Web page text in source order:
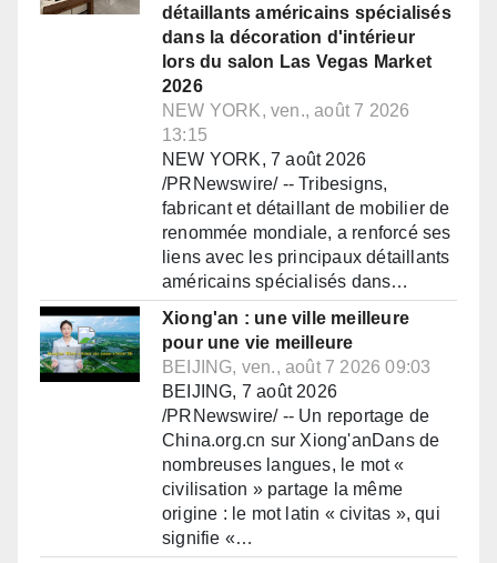
détaillants américains spécialisés
dans la décoration d'intérieur
lors du salon Las Vegas Market
2026
NEW YORK, ven., août 7 2026
13:15
NEW YORK, 7 août 2026
/PRNewswire/ -- Tribesigns,
fabricant et détaillant de mobilier de
renommée mondiale, a renforcé ses
liens avec les principaux détaillants
américains spécialisés dans…
Xiong'an : une ville meilleure
pour une vie meilleure
BEIJING, ven., août 7 2026 09:03
BEIJING, 7 août 2026
/PRNewswire/ -- Un reportage de
China.org.cn sur Xiong'anDans de
nombreuses langues, le mot «
civilisation » partage la même
origine : le mot latin « civitas », qui
signifie «…